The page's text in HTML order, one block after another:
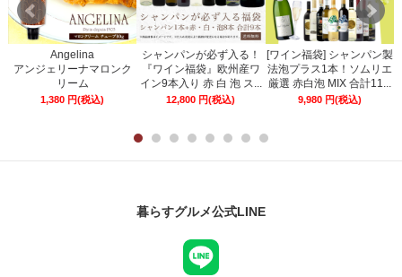
Angelina
アンジェリーナマロンク
リーム
1,380 円(税込)
シャンパンが必ず入る！
『ワイン福袋』欧州産ワ
イン9本入り 赤 白 泡 ス...
12,800 円(税込)
[ワイン福袋] シャンパン製
法泡プラス1本！ソムリエ
厳選 赤白泡 MIX 合計11...
9,980円(税込)
暮らすグルメ公式LINE